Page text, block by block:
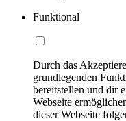
Funktional
Durch das
grundlegenden
bereitstellen und dir
Webseite
dieser Webseite